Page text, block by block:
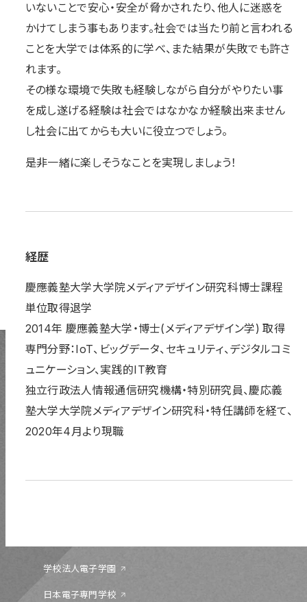
いないことで安心・安全が脅かされたり、他人に迷惑を
かけてしまう事もあります。社会では当たり前と言われる
ことを大学では体系的に学べ、また結果が失敗でも許さ
れます。
その様な環境で失敗も経験しながら自分がやりたい事
を成し遂げる経験は社会ではなかなか経験出来ません
し社会に出てからも大いに役立つでしょう。
是非一緒に楽しそうなことを実現しましょう！
経歴
慶應義塾大学大学院メディアデザイン研究科博士課程
単位取得退学
2014年 慶應義塾大学・博士(メディアデザイン学) 取得
専門分野：IoT、ビッグデータ、セキュリティ、デジタルコミ
ュニケーション、実践的IT教育
独立行政法人情報通信研究機構・特別研究員、慶応義
塾大学大学院メディアデザイン研究科・特任講師を経て、
2020年4月より現職
03-5655-1555
学校法人電子学園
日本電子専門学校